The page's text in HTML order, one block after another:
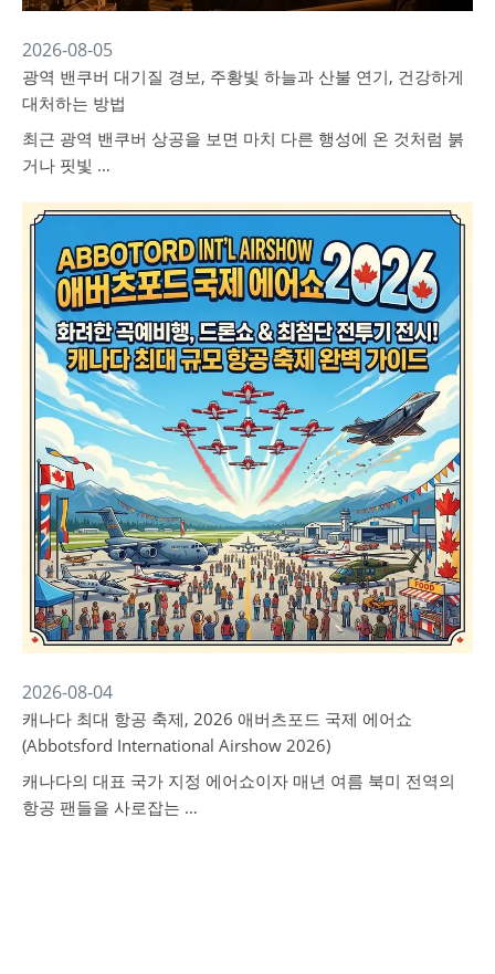
2026-08-05
광역 밴쿠버 대기질 경보, 주황빛 하늘과 산불 연기, 건강하게
대처하는 방법
최근 광역 밴쿠버 상공을 보면 마치 다른 행성에 온 것처럼 붉
거나 핏빛 …
2026-08-04
캐나다 최대 항공 축제, 2026 애버츠포드 국제 에어쇼
(Abbotsford International Airshow 2026)
캐나다의 대표 국가 지정 에어쇼이자 매년 여름 북미 전역의
항공 팬들을 사로잡는 …